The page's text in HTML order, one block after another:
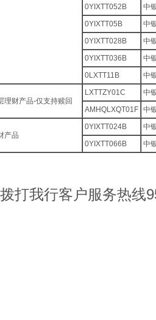
0YIXTT052B
中
0YIXTT05B
中
0YIXTT028B
中
0YIXTT036B
中
0LXTT11B
中
理财产品-仅支持赎回
LXTTZY01C
中
AMHQLXQT01F 中
产品
0YIXTT024B
中
0YIXTT066B
中
打我行客户服务热线